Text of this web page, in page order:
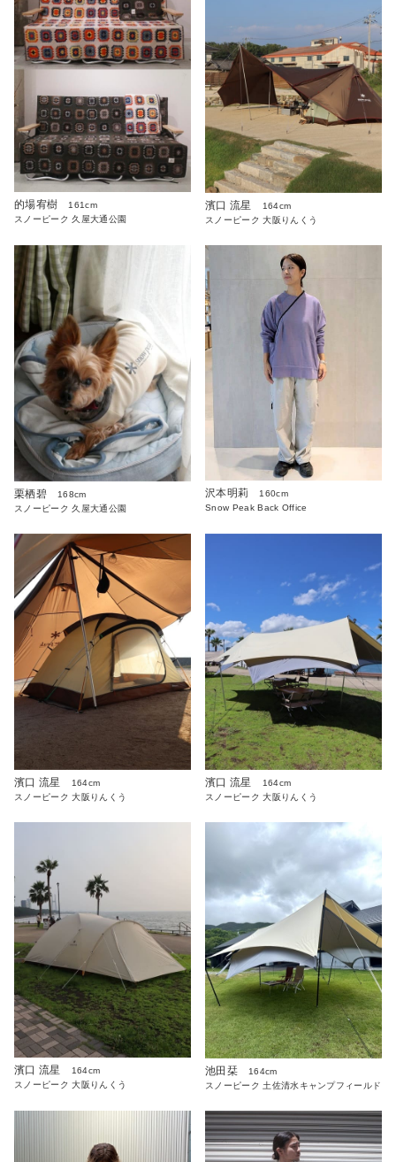
的場宥樹
161cm
スノーピーク 久屋大通公園
濱口 流星
164cm
スノーピーク 大阪りんくう
栗栖碧
168cm
スノーピーク 久屋大通公園
沢本明莉
160cm
Snow Peak Back Office
濱口 流星
164cm
スノーピーク 大阪りんくう
濱口 流星
164cm
スノーピーク 大阪りんくう
濱口 流星
164cm
スノーピーク 大阪りんくう
池田栞
164cm
スノーピーク 土佐清水キャンプフィールド